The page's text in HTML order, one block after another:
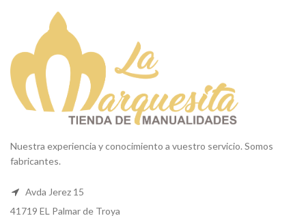
Nuestra experiencia y conocimiento a vuestro servicio. Somos
fabricantes.
Avda Jerez 15
41719 EL Palmar de Troya